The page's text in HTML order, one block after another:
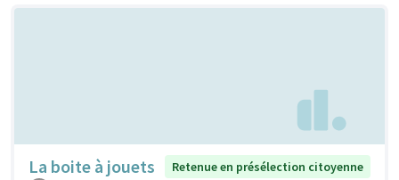
La boite à jouets
Retenue en présélection citoyenne